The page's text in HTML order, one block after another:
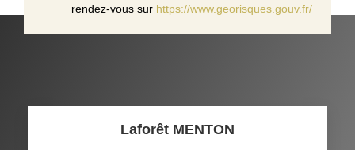
rendez-vous sur https://www.georisques.gouv.fr/
Laforêt MENTON